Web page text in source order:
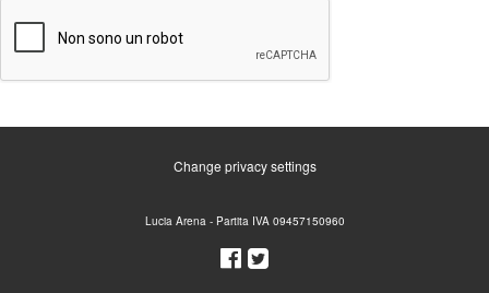
Change privacy settings
Lucia Arena - Partita IVA 09457150960